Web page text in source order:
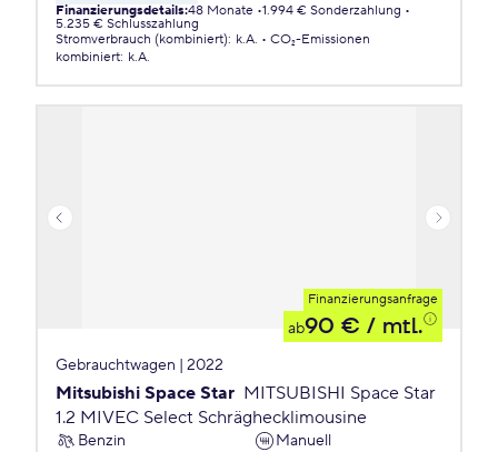
Finanzierungsdetails:48 Monate 1.994 € Sonderzahlung
5.235 € Schlusszahlung
Stromverbrauch (kombiniert): k.A.
CO₂-Emissionen
kombiniert: k.A.
Finanzierungsanfrage
ab90 € / mtl.
Gebrauchtwagen | 2022
Mitsubishi Space Star MITSUBISHI Space Star
1.2 MIVEC Select Schräghecklimousine
Benzin
Manuell